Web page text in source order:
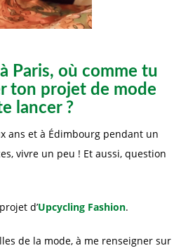
Paris, où comme tu
ton projet de mode
lancer ?
ans et à Édimbourg pendant un
vivre un peu ! Et aussi, question
d’Upcycling Fashion.
de la mode, à me renseigner sur